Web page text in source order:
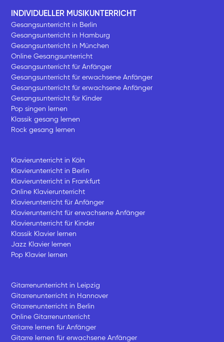
INDIVIDUELLER MUSIKUNTERRICHT
Gesangsunterricht in Berlin
Gesangsunterricht in Hamburg
Gesangsunterricht in München
Online Gesangsunterricht
Gesangsunterricht für Anfänger
Gesangsunterricht für erwachsene Anfänger
Gesangsunterricht für erwachsene Anfänger
Gesangsunterricht für Kinder
Pop singen lernen
Klassik gesang lernen
Rock gesang lernen
Klavierunterricht in Köln
Klavierunterricht in Berlin
Klavierunterricht in Frankfurt
Online Klavierunterricht
Klavierunterricht für Anfänger
Klavierunterricht für erwachsene Anfänger
Klavierunterricht für Kinder
Klassik Klavier lernen
Jazz Klavier lernen
Pop Klavier lernen
Gitarrenunterricht in Leipzig
Gitarrenunterricht in Hannover
Gitarrenunterricht in Berlin
Online Gitarrenunterricht
Gitarre lernen für Anfänger
Gitarre lernen für erwachsene Anfänger